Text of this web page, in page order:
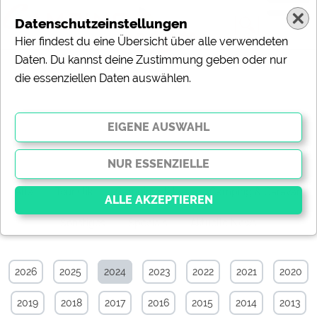
2024
Alle Camping & Caravan
Sonstiges Specials Aktuelle News
2026 2025 2024 2023 2022 2021 2020
2019 2018 2017 2016 2015 2014 2013
Datenschutzeinstellungen
Hier findest du eine Übersicht über alle verwendeten
Daten. Du kannst deine Zustimmung geben oder nur
die essenziellen Daten auswählen.
Essenzielle Cookies ermöglichen grundlegende
Funktionen und sind für die einwandfreie Funktion der
Website dringend erforderlich. Ohne diese Cookies
werden Teile der Websitenicht funktionieren.